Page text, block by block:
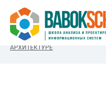
You Are Here:
ГЛАВНАЯ
ОРКЕСТРАЦИЯ И ХОРЕОГРАФИЯ
АРХИТЕКТУРЕ